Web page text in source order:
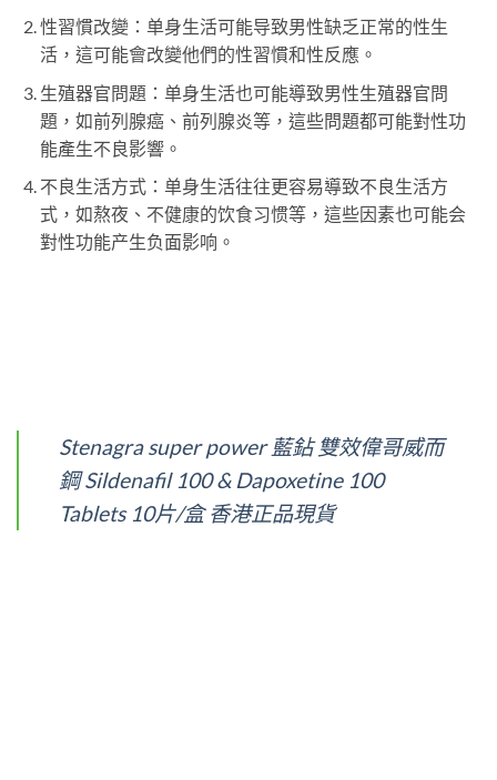
性習慣改變：单身生活可能导致男性缺乏正常的性生
活，這可能會改變他們的性習慣和性反應。
生殖器官問題：单身生活也可能導致男性生殖器官問
題，如前列腺癌、前列腺炎等，這些問題都可能對性功
能產生不良影響。
不良生活方式：单身生活往往更容易導致不良生活方
式，如熬夜、不健康的饮食习惯等，這些因素也可能会
對性功能产生负面影响。
Stenagra super power 藍鉆 雙效偉哥威而
鋼 Sildenafil 100 & Dapoxetine 100
Tablets 10片/盒 香港正品現貨